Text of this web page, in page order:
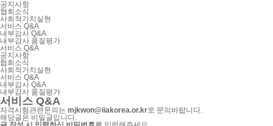
공지사항
협회소식
사회적가치실현
서비스 Q&A
내부감사 Q&A
내부감사 품질평가
서비스 Q&A
공지사항
협회소식
사회적가치실현
서비스 Q&A
내부감사 Q&A
내부감사 품질평가
서비스 Q&A
자격시험관련문의는 mjkwon@iiakorea.or.kr로 문의바랍니다.
해당글은 비밀글입니다.